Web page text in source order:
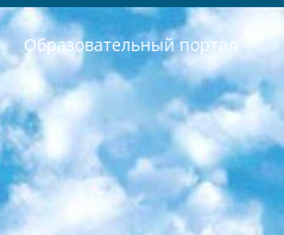
Образовательный портал
РЕСПУБЛИКА УЗБЕКИСТАН МИНИСТРЕРСТВО ДОШКОЛЬНОГО И ШКОЛЬНОГО ОБРАЗОВАНИЯ КОМАНДА в общеобразовательных учреждениях в 2023-2024 учебном году организация и проведение итоговой государственной аттестации обучающихся о Министра дошкольного и школьного образования Республики Узбекистан от 4 марта 2008 года (постановлением Минюста от 20 марта 2008 года № 1778 государственной регистрации) «Итоговое состояние учащихся общего среднего образования на основании положения об утверждении положения об аттестации общего среднего образования выпускной экзамен студентов в образовательных учреждениях в 2023-2024 учебном году В целях организации и прохождения аттестации приказываю: 1. Следующее: перечень предметов, по которым будет проводиться итоговая государственная аттестация и экзамен формы перевода согласно приложению 1; сертификаты международного образца, оценивающие уровень владения иностранными языками перечень согласно приложению 2; 2. Педагогический при специализированных образовательных учреждениях. научно-практический центр квалификации и международной оценки (Д.Давидова) 2024 г. До 25 марта: задания по предметам, по которым будет проводиться итоговая аттестация разработка и утверждение технических условий; итоговая аттестация на основании разработанного предметного задания разработка вопросов по предметам (устно и письменно), экзамен передача; общеобразовательные средние школы и специальные учебные заведения учащиеся выпускных классов школ и интернатов в агентской системе подготовка базы данных экзаменационных материалов и критериев оценки; перевод базы экзаменационных материалов на все языки обучения подать в Республиканский образовательный центр для изготовления; варианты экзаменов на основе разработанных контрольных материалов пусть будут поставлены задачи формирования. 3. Республиканский образовательный центр (Ш.Худайкулов) до 5 апреля 2024 года. до: база данных предоставленных экзаменационных материалов на все языки обучения перевод и экспертиза; для слепых, слабовидящих, глухих, слабослышащих и умственно отсталых детей учащиеся выпускных классов специализированных школ и школ-интернатов база данных экзаменационных материалов на всех преподаваемых языках подготовка критериев оценки; специализированные школы для умственно отсталых детей и технологии для учащихся выпускных классов школ-интернатов разработка соответствующих рекомендаций и критериев проведения ЕГЭ по естествознанию давать задания. 4. Педагогический при специализированных образовательных учреждениях. Научно-практический центр навыков и международной оценки (Д.Давидова), Республика образовательный центр (Худайкулов Ш.) итоговый государственный аттестационный экзамен ориентирован на творческое и логическое мышление при подготовке базы материалов учитывать введение заданий. 5. Следует отметить, что: сертификат государственного образца о знании общеобразовательного предмета и как минимум национальный уровень B1 по предметам на иностранных языках, указанным в Приложении 2. или международно признанный сертификат эквивалентного уровня студенты, изучающие определенный предмет, освобождаются от экзамена; по соответствующим предметам запланирована итоговая государственная аттестация за день до дня, путем жеребьевки Рабочей группой (в письменной форме по предметам, проводимым в форме) из числа сформированных вариантов выбрано 2 варианта; 2 выбранных варианта экзамена анонсированы на официальном сайте министерства и все выпускники по всей стране на основе этих вариантов проводит итоговую государственную аттестацию. 6. Государственное образование учащихся средних общеобразовательных учреждений. знания в соответствии с квалификационными требованиями, которые необходимо приобрести на основании стандартов итоговый (выпускной) контроль для 9 и 11 классов в целях тестирования Экзамены (далее – экзамены) состоят из предметов, перечисленных в приложении 1. будет сделано. 7. Экзамены пройдут с 26 мая по 15 июня 2024 г. (кроме науки физического воспитания). 8. Физическая для учащихся 9 классов общесредних образовательных учреждений. Экзамены по предмету «Образование, квалификация медицина» 1-6 мая 2024 года. сотрудники перевести под присмотр (с отклонениями в физическом или умственном развитии) специализированная школа для детей, школы-интернаты и со сколиозом школы-интернаты санаторного типа для больных детей исключены). 9. Он был слепым, слабовидящим и имел нарушения опорно-двигательного аппарата. экзамены в специализированных школах и интернатах для детей должны проводиться исходя из требований, предъявляемых к общеобразовательным учреждениям (физкультура кроме науки). 10. Специализированная школа для глухих и слабослышащих детей. и экзамены в интернатах и быть реализован в виде письменного теста по математике. 11. Специальность для умственно отсталых детей. Для 9 класса Родной язык и литературное письмо Государственный язык (язык обучения – узбекский). для неклассов) написано Математическое письмо Письменная/устная история Узбекистана Физическое воспитание практично Итоговый контроль Для 11 класса Написание родного языка и литературы (эссе) Математическое письмо Узбекский язык (обучение на узбекском языке) не посещающее общее среднее образование для учреждений)/Образовательное учреждение выбор письменный и устный Иностранный язык письменный/устный Письменная/устная история Узбекистана *По выбору студента:  Химия  Физика  Основы государственного права  География 10 бесплатных образовательных ресурсов - Мы составили подборку онлайн-проектов с интерактивными упражнениями, видеолекциями и статьями. Они помогут вам обрести новые и освежить старые знания бесплатно. 1. «ИНТУИТ» Старейшая образовательная площадка Рунета. Здесь вы найдёте сотни текстовых и видеокурсов на десятки различных тем — от программирования до психологии. Многие курсы подготовлены российскими университетами и крупными международными компаниями вроде Intel и Microsoft. Самостоятельное обучение бесплатное, но желающие могут оплатить услуги персональных наставников. 2. «Смартия» знакомит с актуальными профессиями и подсказывает, как им обучаться. Выбрав заинтересовавшую вас специальность — SMM-специалист, фотограф, веб-дизайнер или другую, — увидите список необходимых для неё умений. Чтобы вы могли освоить их самостоятельно, для каждого умения площадка отображает подборку ссылок на учебные материалы. Хотя «Смартия» ориентируется на русскоязычную